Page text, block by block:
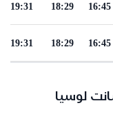
16:45
18:29
19:31
16:45
18:29
19:31
لوسيا